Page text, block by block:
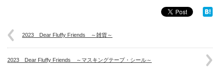
2023 Dear Fluffy Friends ～雑貨～
2023 Dear Fluffy Friends ～マスキングテープ・シール～